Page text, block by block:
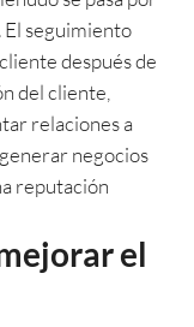
seguimiento
después de
del cliente,
relaciones a
negocios
reputación
el